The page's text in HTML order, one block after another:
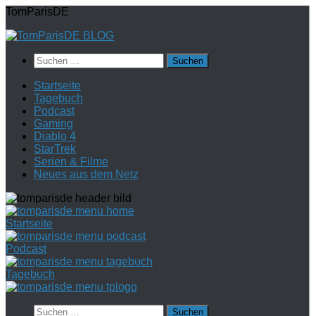
Zum
springen
TomParisDE
Suchen
nach:
Startseite
Tagebuch
Podcast
Gaming
Diablo 4
StarTrek
Serien & Filme
Neues aus dem Netz
Startseite
Podcast
Tagebuch
Suchen